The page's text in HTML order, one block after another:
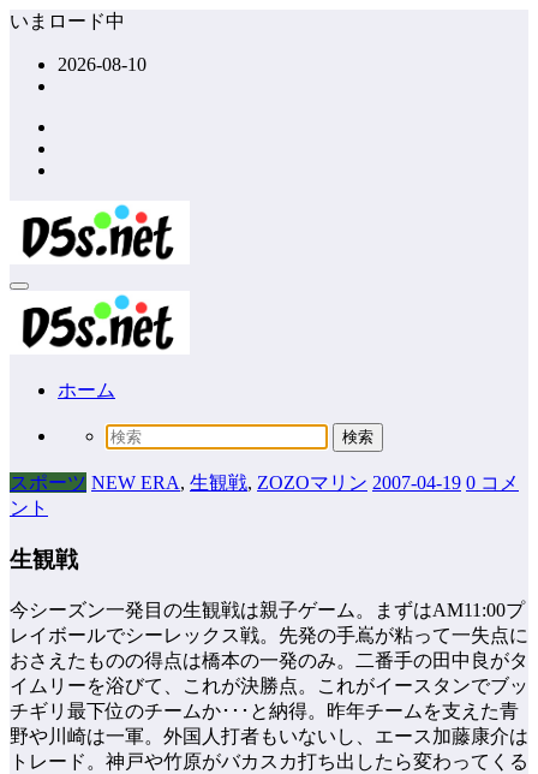
コ
ッ
プ
いまロード中
2026-08-10
ホーム
スポーツ NEW ERA, 生観戦, ZOZOマリン 2007-04-19 0 コメ
ント
生観戦
今シーズン一発目の生観戦は親子ゲーム。まずはAM11:00プ
レイボールでシーレックス戦。先発の手嶌が粘って一失点に
おさえたものの得点は橋本の一発のみ。二番手の田中良がタ
イムリーを浴びて、これが決勝点。これがイースタンでブッ
チギリ最下位のチームか･･･と納得。昨年チームを支えた青
野や川崎は一軍。外国人打者もいないし、エース加藤康介は
トレード。神戸や竹原がバカスカ打ち出したら変わってくる